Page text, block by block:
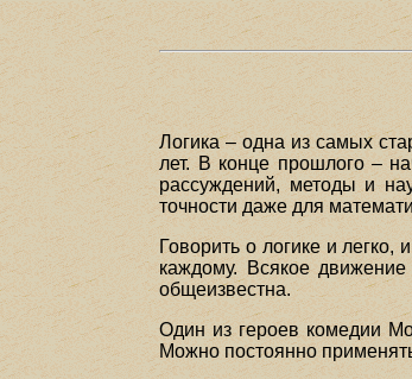
Логика – одна из самых
лет. В конце прошлого –
рассуждений, методы и
точности даже для
Говорить о логике и
каждому. Всякое
общеизвестна.
Один из героев комедии
Можно постоянно